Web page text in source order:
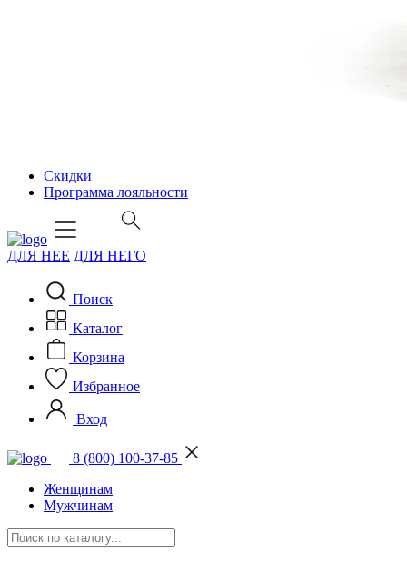
Скидки
Программа лояльности
ДЛЯ НЕЕ ДЛЯ НЕГО
Поиск
Каталог
Корзина
Избранное
Вход
8 (800) 100-37-85
Женщинам
Мужчинам